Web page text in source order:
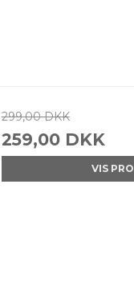
299,00 DKK
259,00 DKK
VIS